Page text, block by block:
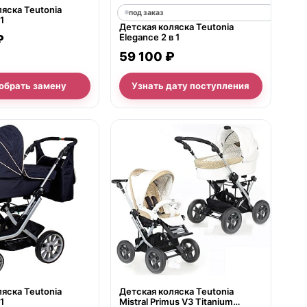
Teutonia
замену
под заказ
Детская коляска Teutonia
Elegance 2 в 1
59 100 ₽
Узнать дату поступления
Teutonia
Детская коляска Teutonia
Mistral Primus V3 Titanium